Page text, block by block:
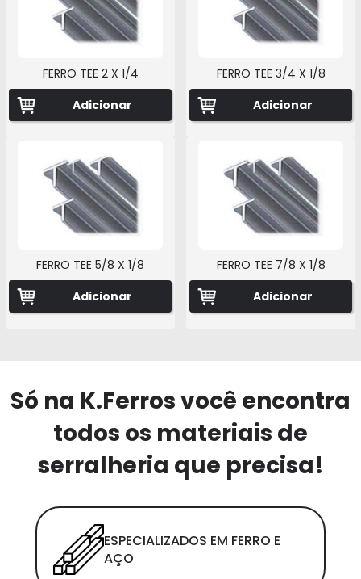
FERRO TEE 2 X 1/4
Adicionar
FERRO TEE 3/4 X 1/8
Adicionar
FERRO TEE 5/8 X 1/8
Adicionar
FERRO TEE 7/8 X 1/8
Adicionar
Só na K.Ferros você encontra
todos os materiais de
serralheria que precisa!
ESPECIALIZADOS EM FERRO E
AÇO